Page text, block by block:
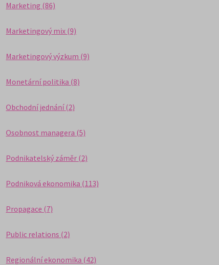
Marketing (86)
Marketingový mix (9)
Marketingový výzkum (9)
Monetární politika (8)
Obchodní jednání (2)
Osobnost managera (5)
Podnikatelský záměr (2)
Podniková ekonomika (113)
Propagace (7)
Public relations (2)
Regionální ekonomika (42)